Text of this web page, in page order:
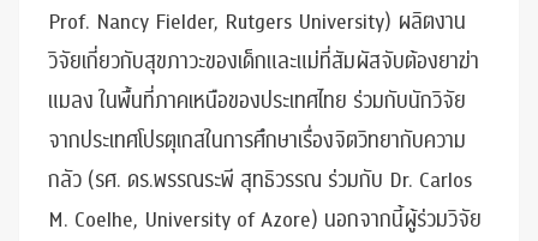
Prof. Nancy Fielder, Rutgers University) ผลิตงาน
วิจัยเกี่ยวกับสุขภาวะของเด็กและแม่ที่สัมผัสจับต้องยาฆ่า
แมลง ในพื้นที่ภาคเหนือของประเทศไทย ร่วมกับนักวิจัย
จากประเทศโปรตุเกสในการศึกษาเรื่องจิตวิทยากับความ
กลัว (รศ. ดร.พรรณระพี สุทธิวรรณ ร่วมกับ Dr. Carlos
M. Coelhe, University of Azore) นอกจากนี้ผู้ร่วมวิจัย